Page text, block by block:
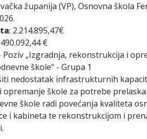
županija (VP), Osnovna škola
: 2.214.895,47€
€
Poziv „Izgradnja, rekonstrukcija i
škole“ - Grupa 1
nedostatak infrastrukturnih
škole za potrebe
škole radi povećanja kvaliteta
i kabineta te rekonstrukcijom i